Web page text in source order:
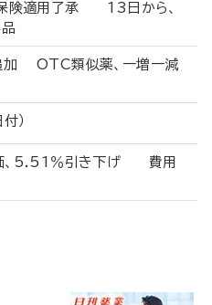
保険適用了承 13日から、
加 OTC類似薬、一増一減
日付）
価、5.51％引き下げ 費用